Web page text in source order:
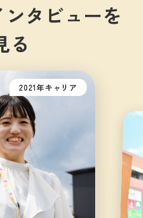
タビューを
る
2021年キャリア